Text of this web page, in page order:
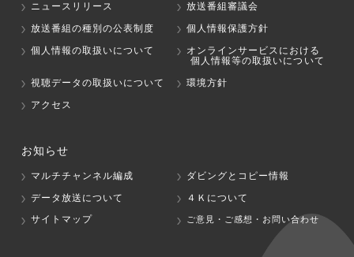
ニュースリリース
放送番組審議会
放送番組の種別の公表制度
個人情報保護方針
個人情報の取扱いについて
オンラインサービスにおける
個人情報等の取扱いについて
視聴データの取扱いについて
環境方針
アクセス
お知らせ
マルチチャンネル編成
ダビングとコピー情報
データ放送について
４Ｋについて
サイトマップ
ご意見・ご感想・お問い合わせ